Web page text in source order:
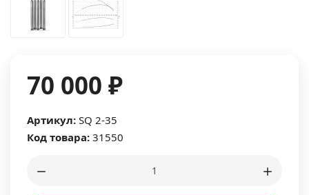
70 000 ₽
Артикул: SQ 2-35
Код товара: 31550